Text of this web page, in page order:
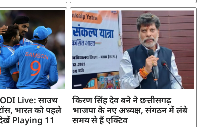
Live: साउथ
भारत को पहले
Playing 11
किरण सिंह देव बने ने छत्तीसगढ़
भाजपा के नए अध्यक्ष, संगठन में लंबे
समय से हैं एक्टिव